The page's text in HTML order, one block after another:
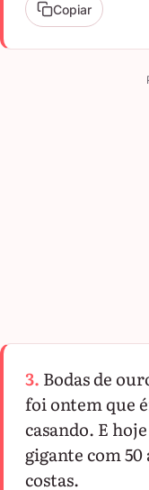
Copiar
3. Bodas de
foi ontem que
casando. E
gigante com
costas.